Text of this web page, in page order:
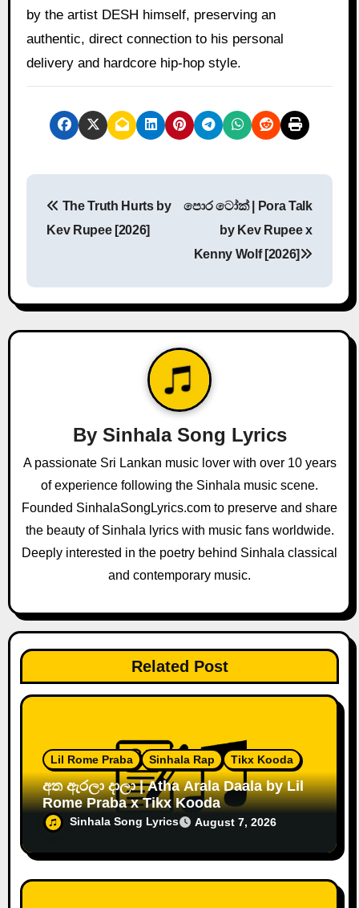
by the artist DESH himself, preserving an
authentic, direct connection to his personal
delivery and hardcore hip-hop style.
t
n
g
t
i
n
The Truth Hurts by
Kev Rupee [2026]
පොර ටෝක් | Pora Talk
by Kev Rupee x
Kenny Wolf [2026]
By Sinhala Song Lyrics
A passionate Sri Lankan music lover with over 10 years
of experience following the Sinhala music scene.
Founded SinhalaSongLyrics.com to preserve and share
the beauty of Sinhala lyrics with music fans worldwide.
Deeply interested in the poetry behind Sinhala classical
and contemporary music.
Related Post
Lil Rome Praba Sinhala Rap Tikx Kooda
අත ඇරලා දාලා | Atha Arala Daala by Lil
Rome Praba x Tikx Kooda
Sinhala Song Lyrics August 7, 2026